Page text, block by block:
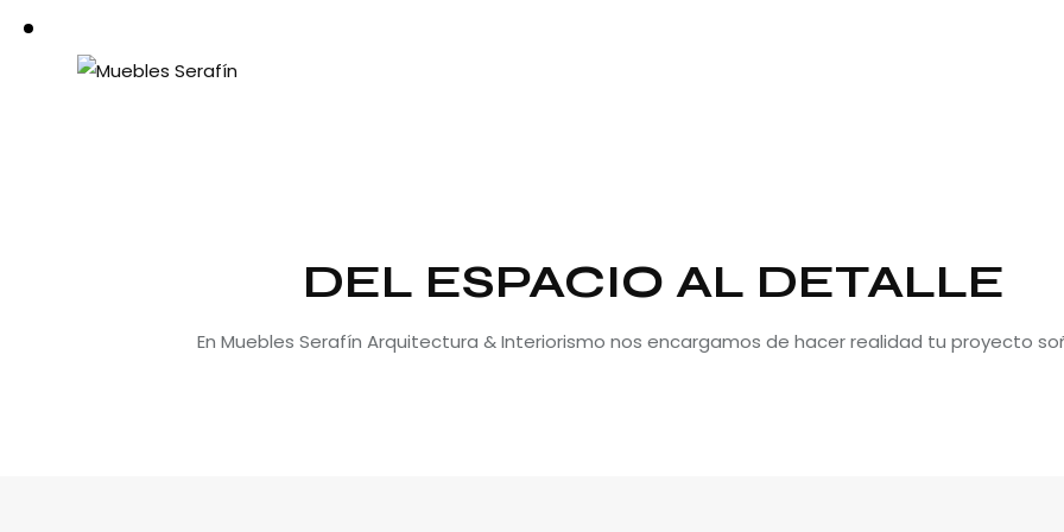
DEL ESPACIO AL DETALLE
En Muebles Serafín Arquitectura & Interiorismo nos encargamos de hacer realidad tu proyecto